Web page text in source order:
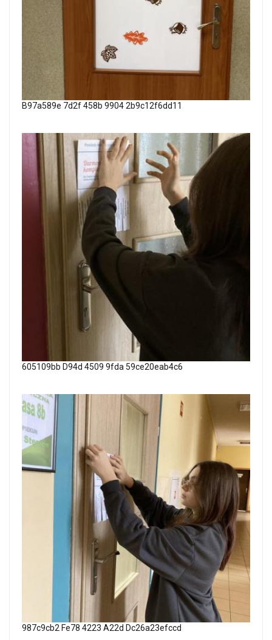
B97a589e 7d2f 458b 9904 2b9c12f6dd11
605109bb D94d 4509 9fda 59ce20eab4c6
987c9cb2 Fe78 4223 A22d Dc26a23efccd